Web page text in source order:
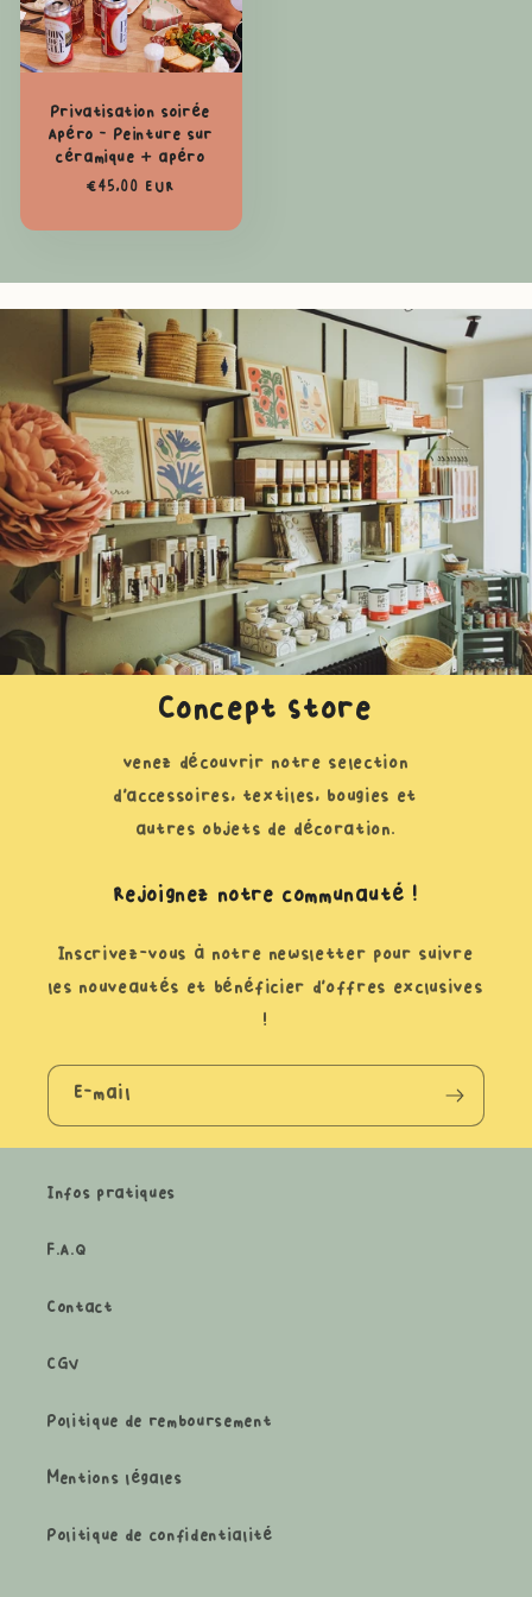
Privatisation soirée
Apéro - Peinture sur
céramique + apéro
Prix
€45,00 EUR
Concept Store
venez découvrir notre selection
d'accessoires, textiles, bougies et
autres objets de décoration.
Rejoignez notre communauté !
Inscrivez-vous à notre newsletter pour suivre
les nouveautés et bénéficier d'offres exclusives
!
E-mail
Infos pratiques
F.A.Q
Contact
CGV
Politique de remboursement
Mentions légales
Politique de confidentialité